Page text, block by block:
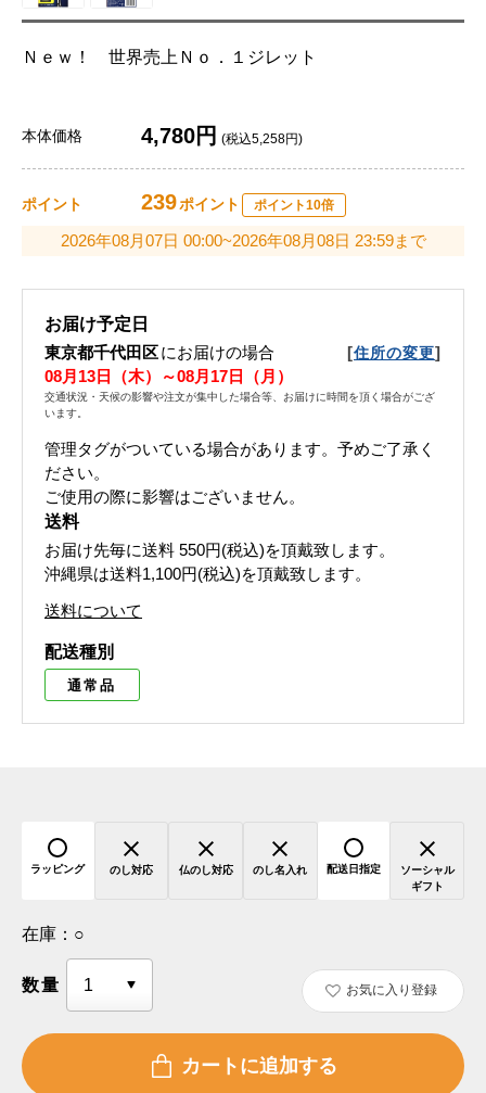
Ｎｅｗ！ 世界売上Ｎｏ．１ジレット
本体価格 4,780円 (税込5,258円)
ポイント 239ポイント ポイント10倍
2026年08月07日 00:00~2026年08月08日 23:59まで
お届け予定日
東京都千代田区にお届けの場合 [住所の変更]
08月13日（木）～08月17日（月）
交通状況・天候の影響や注文が集中した場合等、お届けに時間を頂く場合がござ
います。
管理タグがついている場合があります。予めご了承く
ださい。
ご使用の際に影響はございません。
送料
お届け先毎に送料 550円(税込)を頂戴致します。
沖縄県は送料1,100円(税込)を頂戴致します。
送料について
配送種別
通常品
ラッピング のし対応 仏のし対応 のし名入れ 配送日指定
ソーシャル
ギフト
在庫： ○
数量 お気に入り登録